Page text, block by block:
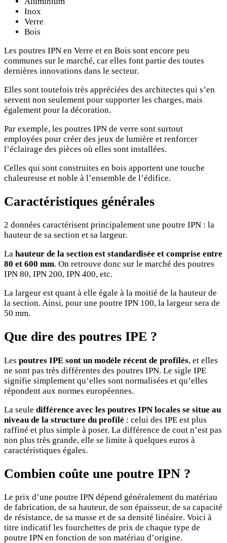
Inox
Verre
Bois
Les poutres IPN en Verre et en Bois sont encore peu
communes sur le marché, car elles font partie des toutes
dernières innovations dans le secteur.
Elles sont toutefois très appréciées des architectes qui s’en
servent non seulement pour supporter les charges, mais
également pour la décoration.
Par exemple, les poutres IPN de verre sont surtout
employées pour créer des jeux de lumière et renforcer
l’éclairage des pièces où elles sont installées.
Celles qui sont construites en bois apportent une touche
chaleureuse et noble à l’ensemble de l’édifice.
Caractéristiques générales
2 données caractérisent principalement une poutre IPN : la
hauteur de sa section et sa largeur.
La hauteur de la section est standardisée et comprise entre
80 et 600 mm. On retrouve donc sur le marché des poutres
IPN 80, IPN 200, IPN 400, etc.
La largeur est quant à elle égale à la moitié de la hauteur de
la section. Ainsi, pour une poutre IPN 100, la largeur sera de
50 mm.
Que dire des poutres IPE ?
Les poutres IPE sont un modèle récent de profilés, et elles
ne sont pas très différentes des poutres IPN. Le sigle IPE
signifie simplement qu’elles sont normalisées et qu’elles
répondent aux normes européennes.
La seule différence avec les poutres IPN locales se situe au
niveau de la structure du profilé : celui des IPE est plus
raffiné et plus simple à poser. La différence de cout n’est pas
non plus très grande, elle se limite à quelques euros à
caractéristiques égales.
Combien coûte une poutre IPN ?
Le prix d’une poutre IPN dépend généralement du matériau
de fabrication, de sa hauteur, de son épaisseur, de sa capacité
de résistance, de sa masse et de sa densité linéaire. Voici à
titre indicatif les fourchettes de prix de chaque type de
poutre IPN en fonction de son matériau d’origine.